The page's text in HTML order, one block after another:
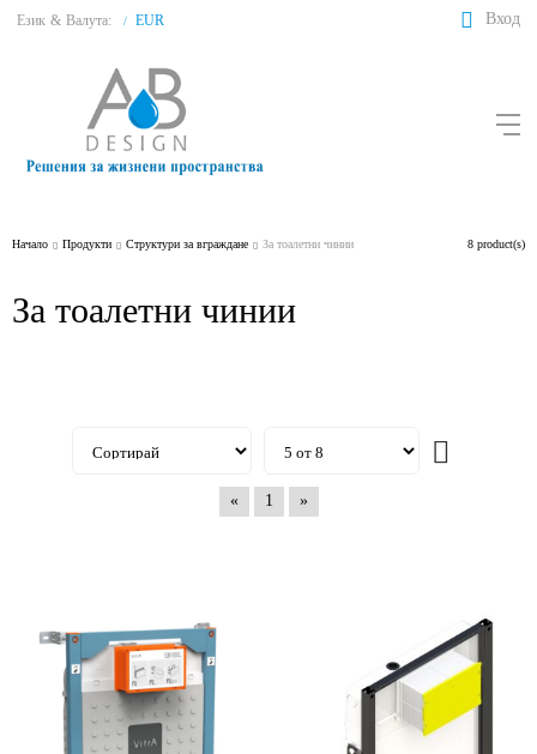
Език & Валута: / EUR Вход
Начало Продукти Структури за вграждане За тоалетни чинии 8 product(s)
За тоалетни чинии
« 1 »